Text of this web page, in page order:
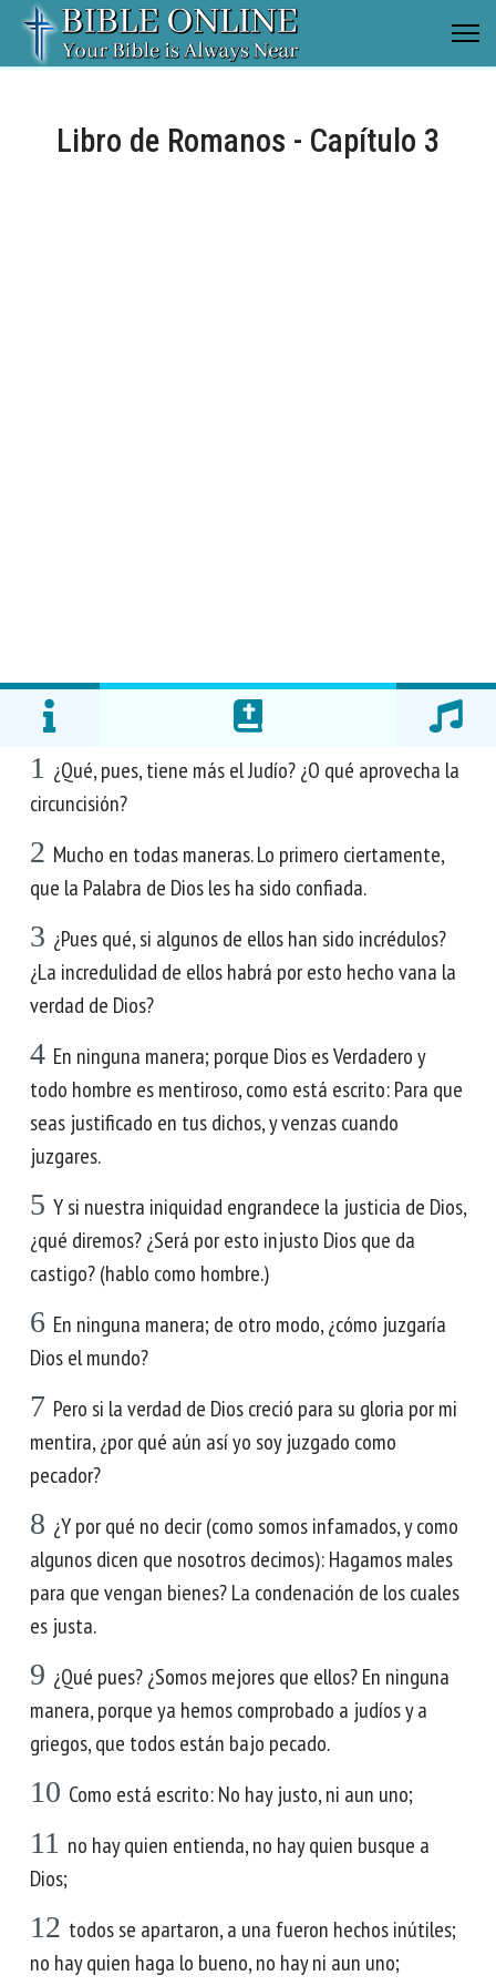
Libro de Romanos - Capítulo 3
1 ¿Qué, pues, tiene más el Judío? ¿O qué aprovecha la
circuncisión?
2 Mucho en todas maneras. Lo primero ciertamente,
que la Palabra de Dios les ha sido confiada.
3 ¿Pues qué, si algunos de ellos han sido incrédulos?
¿La incredulidad de ellos habrá por esto hecho vana la
verdad de Dios?
4 En ninguna manera; porque Dios es Verdadero y
todo hombre es mentiroso, como está escrito: Para que
seas justificado en tus dichos, y venzas cuando
juzgares.
5 Y si nuestra iniquidad engrandece la justicia de Dios,
¿qué diremos? ¿Será por esto injusto Dios que da
castigo? (hablo como hombre.)
6 En ninguna manera; de otro modo, ¿cómo juzgaría
Dios el mundo?
7 Pero si la verdad de Dios creció para su gloria por mi
mentira, ¿por qué aún así yo soy juzgado como
pecador?
8 ¿Y por qué no decir (como somos infamados, y como
algunos dicen que nosotros decimos): Hagamos males
para que vengan bienes? La condenación de los cuales
es justa.
9 ¿Qué pues? ¿Somos mejores que ellos? En ninguna
manera, porque ya hemos comprobado a judíos y a
griegos, que todos están bajo pecado.
10 Como está escrito: No hay justo, ni aun uno;
11 no hay quien entienda, no hay quien busque a
Dios;
12 todos se apartaron, a una fueron hechos inútiles;
no hay quien haga lo bueno, no hay ni aun uno;